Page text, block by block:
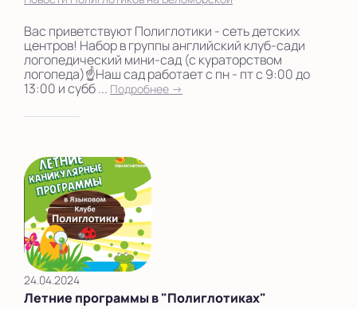
Вас приветствуют Полиглотики - сеть детских
центров! Набор в группы английский клуб-сади
логопедический мини-сад (с кураторством
логопеда)☝️Наш сад работает с пн - пт с 9:00 до
13:00 и субб ... Подробнее →
24.04.2024
Летние программы в "Полиглотиках"